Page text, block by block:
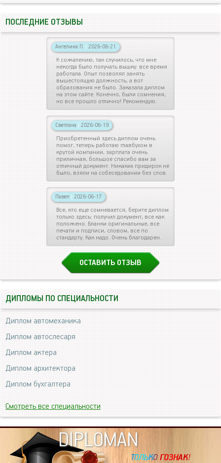
ПОСЛЕДНИЕ ОТЗЫВЫ
Ангелина П. | 2026-06-21
К сожалению, так случилось, что мне
некогда было получать вышку: все время
работала. Опыт позволял занять
вышестоящую должность, а вот
образования не было. Заказала диплом
на этом сайте. Конечно, были сомнения,
но все прошло отлично! Рекомендую.
Светлана | 2026-06-19
Приобретенный здесь диплом очень
помог, теперь работаю главбухом в
крутой компании, зарплата очень
приличная, большое спасибо вам за
отличный документ. Никаких придирок не
было, взяли на собеседовании без слов.
Павел | 2026-06-17
Все, кто еще сомневается, берите диплом
только здесь: получил документ, все как
положено. Бланки оригинальные, все
печати и подписи, словом, все по
стандарту. Как надо. Очень благодарен.
ОСТАВИТЬ ОТЗЫВ
ДИПЛОМЫ ПО СПЕЦИАЛЬНОСТИ
Диплом автомеханика
Диплом автослесаря
Диплом актера
Диплом архитектора
Диплом бухгалтера
Смотреть все специальности
DIPLOMAN